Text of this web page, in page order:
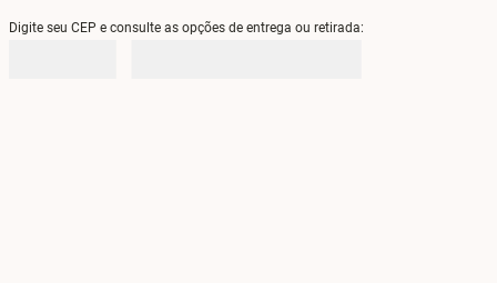
Digite seu CEP e consulte as opções de entrega ou retirada: